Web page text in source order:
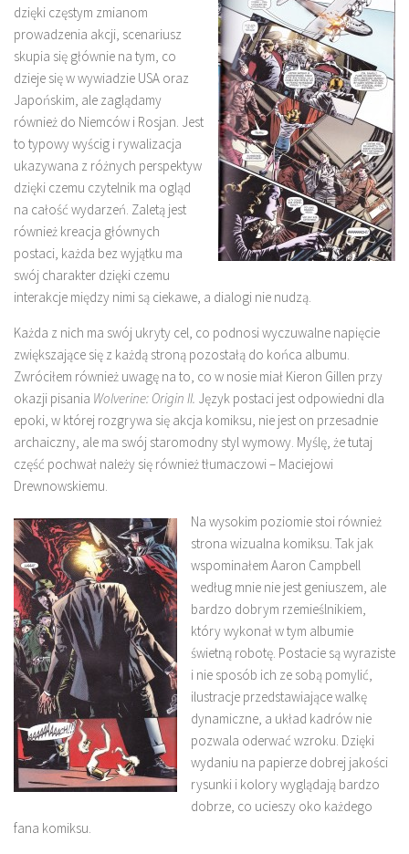
dzięki częstym zmianom
prowadzenia akcji, scenariusz
skupia się głównie na tym, co
dzieje się w wywiadzie USA oraz
Japońskim, ale zaglądamy
również do Niemców i Rosjan. Jest
to typowy wyścig i rywalizacja
ukazywana z różnych perspektyw
dzięki czemu czytelnik ma ogląd
na całość wydarzeń. Zaletą jest
również kreacja głównych
postaci, każda bez wyjątku ma
swój charakter dzięki czemu
interakcje między nimi są ciekawe, a dialogi nie nudzą.
Każda z nich ma swój ukryty cel, co podnosi wyczuwalne napięcie
zwiększające się z każdą stroną pozostałą do końca albumu.
Zwróciłem również uwagę na to, co w nosie miał Kieron Gillen przy
okazji pisania Wolverine: Origin II. Język postaci jest odpowiedni dla
epoki, w której rozgrywa się akcja komiksu, nie jest on przesadnie
archaiczny, ale ma swój staromodny styl wymowy. Myślę, że tutaj
część pochwał należy się również tłumaczowi – Maciejowi
Drewnowskiemu.
Na wysokim poziomie stoi również
strona wizualna komiksu. Tak jak
wspominałem Aaron Campbell
według mnie nie jest geniuszem, ale
bardzo dobrym rzemieślnikiem,
który wykonał w tym albumie
świetną robotę. Postacie są wyraziste
i nie sposób ich ze sobą pomylić,
ilustracje przedstawiające walkę
dynamiczne, a układ kadrów nie
pozwala oderwać wzroku. Dzięki
wydaniu na papierze dobrej jakości
rysunki i kolory wyglądają bardzo
dobrze, co ucieszy oko każdego
fana komiksu.